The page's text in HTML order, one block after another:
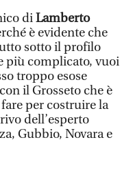
diLamberto
è evidente che
sotto il profilo
più complicato, vuoi
troppo esose
il Grosseto che è
per costruire la
dell’esperto
Gubbio, Novara e